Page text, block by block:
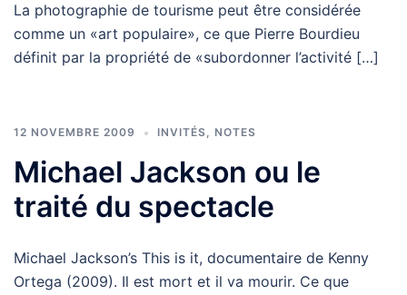
La photographie de tourisme peut être considérée
comme un «art populaire», ce que Pierre Bourdieu
définit par la propriété de «subordonner l’activité […]
12 NOVEMBRE 2009 INVITÉS, NOTES
Michael Jackson ou le
traité du spectacle
Michael Jackson’s This is it, documentaire de Kenny
Ortega (2009). Il est mort et il va mourir. Ce que